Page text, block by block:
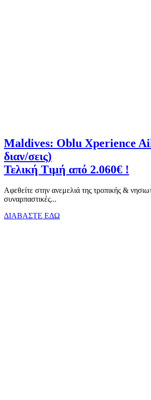
Maldives: Oblu Xperience
διαν/σεις)
Τελική Τιμή από 2.060€ !
Αφεθείτε στην ανεμελιά της τροπικής &
συναρπαστικές...
ΔΙΑΒΑΣΤΕ ΕΔΩ